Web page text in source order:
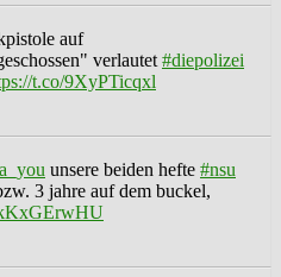
auf
verlautet #diepolizei
t.co/9XyPTicqxl
unsere beiden hefte #nsu
3 jahre auf dem buckel,